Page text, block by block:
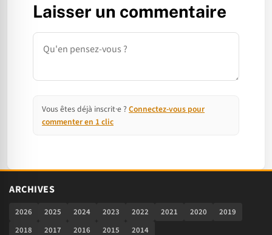
Laisser un commentaire
Commentaire
Vous êtes déjà inscrit·e ? Connectez-vous pour
commenter en 1 clic
ARCHIVES
2026 2025 2024 2023 2022 2021 2020
2019
2018
2017 2016 2015 2014